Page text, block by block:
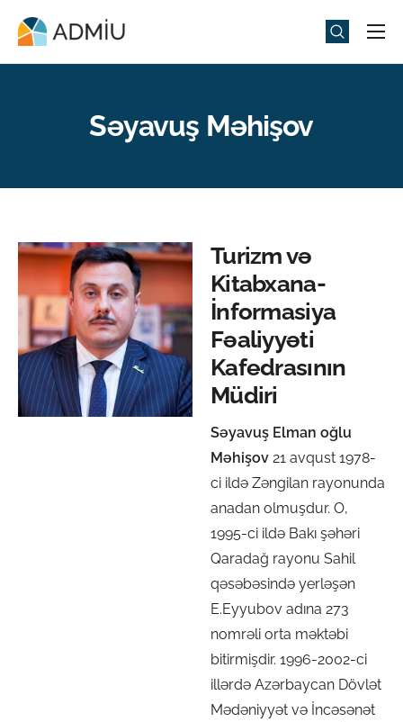
Universitet
Universitet həyatı
ADMIU Sİ
eMağaza
Səyavuş Məhişov
Turizm və
Kitabxana-
İnformasiya
Fəaliyyəti
Kafedrasının
Müdiri
Səyavuş Elman oğlu
Məhişov 21 avqust 1978-
ci ildə Zəngilan rayonunda
anadan olmuşdur. O,
1995-ci ildə Bakı şəhəri
Qaradağ rayonu Sahil
qəsəbəsində yerləşən
E.Eyyubov adına 273
nomrəli orta məktəbi
bitirmişdir. 1996-2002-ci
illərdə Azərbaycan Dövlət
Mədəniyyət və İncəsənət